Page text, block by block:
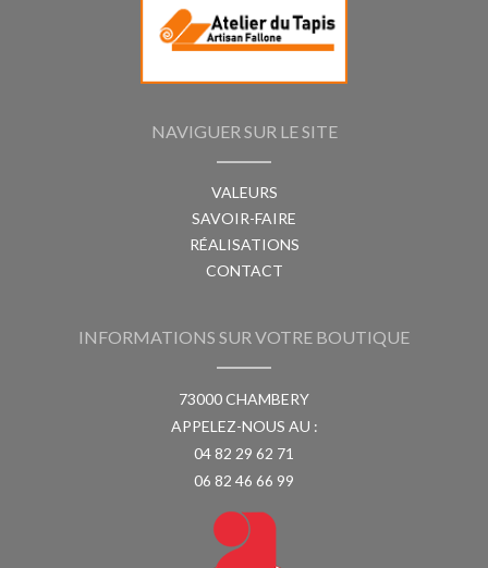
NAVIGUER SUR LE SITE
VALEURS
SAVOIR-FAIRE
RÉALISATIONS
CONTACT
INFORMATIONS SUR VOTRE BOUTIQUE
73000 CHAMBERY
APPELEZ-NOUS AU :
04 82 29 62 71
06 82 46 66 99